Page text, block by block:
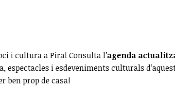
i cultura a Pira! Consulta l’agenda
espectacles i esdeveniments culturals
ben prop de casa!